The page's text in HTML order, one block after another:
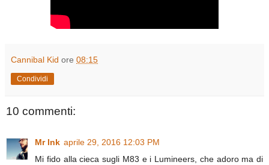
Cannibal Kid ore 08:15
Condividi
10 commenti:
Mr Ink aprile 29, 2016 12:03 PM
Mi fido alla cieca sugli M83 e i Lumineers, che adoro ma di